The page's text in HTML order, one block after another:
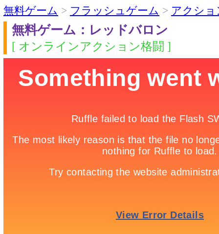
無料ゲーム > フラッシュゲーム > アクショ
無料ゲーム：レッドバロン
[ オンラインアクション格闘 ]